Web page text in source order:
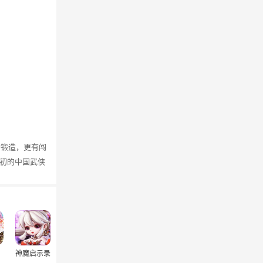
造，更有闯
的中国武侠
神魔启示录